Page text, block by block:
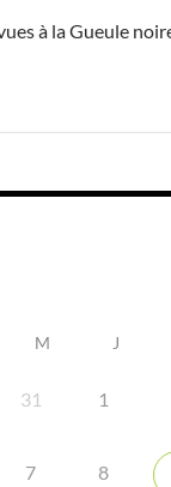
à la Gueule
M J
31 1
7 8